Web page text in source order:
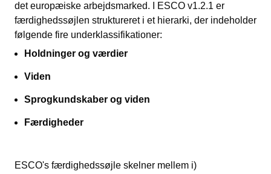
det europæiske arbejdsmarked. I ESCO v1.2.1 er
færdighedssøjlen struktureret i et hierarki, der indeholder
følgende fire underklassifikationer:
Holdninger og værdier
Viden
Sprogkundskaber og viden
Færdigheder
ESCO's færdighedssøjle skelner mellem i)